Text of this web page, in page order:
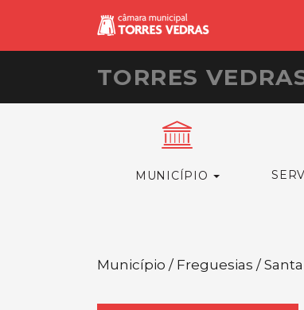
TORRES
MUNICÍPIO
Município / Freguesias /